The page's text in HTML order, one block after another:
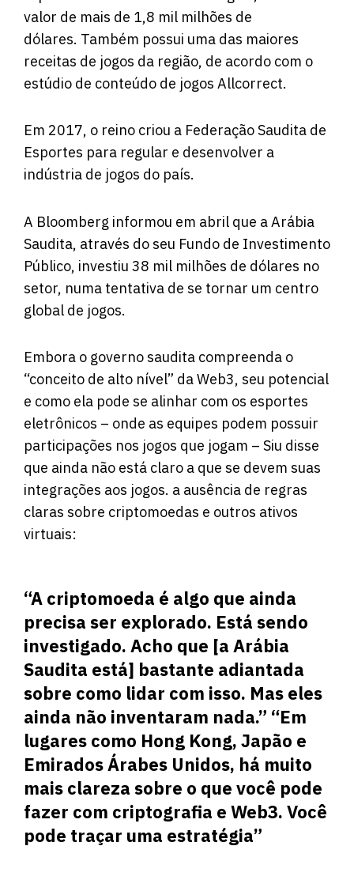
valor de mais de 1,8 mil milhões de
dólares. Também possui uma das maiores
receitas de jogos da região, de acordo com o
estúdio de conteúdo de jogos Allcorrect.
Em 2017, o reino criou a Federação Saudita de
Esportes para regular e desenvolver a
indústria de jogos do país.
A Bloomberg informou em abril que a Arábia
Saudita, através do seu Fundo de Investimento
Público, investiu 38 mil milhões de dólares no
setor, numa tentativa de se tornar um centro
global de jogos.
Embora o governo saudita compreenda o
“conceito de alto nível” da Web3, seu potencial
e como ela pode se alinhar com os esportes
eletrônicos – onde as equipes podem possuir
participações nos jogos que jogam – Siu disse
que ainda não está claro a que se devem suas
integrações aos jogos. a ausência de regras
claras sobre criptomoedas e outros ativos
virtuais:
“A criptomoeda é algo que ainda
precisa ser explorado. Está sendo
investigado. Acho que [a Arábia
Saudita está] bastante adiantada
sobre como lidar com isso. Mas eles
ainda não inventaram nada.” “Em
lugares como Hong Kong, Japão e
Emirados Árabes Unidos, há muito
mais clareza sobre o que você pode
fazer com criptografia e Web3. Você
pode traçar uma estratégia”